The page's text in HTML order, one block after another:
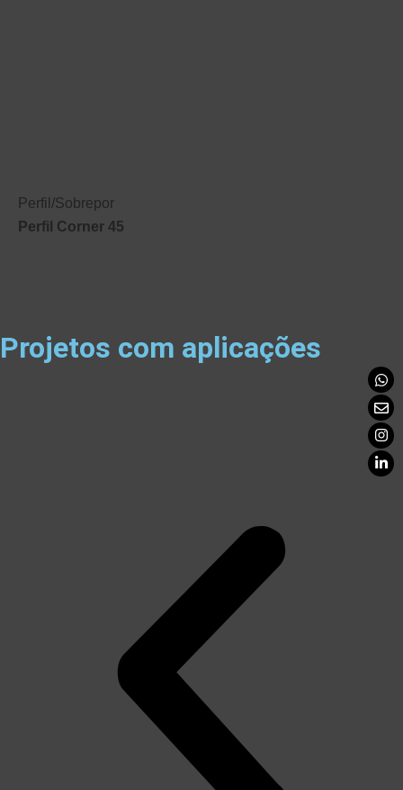
Perfil /Sobrepor
Perfil Corner 45
Projetos com aplicações